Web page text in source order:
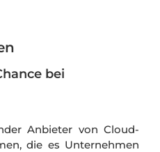
bei
Anbieter von Cloud-
die es Unternehmen